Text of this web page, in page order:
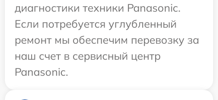
диагностики техники Panasonic.
Если потребуется углубленный
ремонт мы обеспечим перевозку за
наш счет в сервисный центр
Panasonic.